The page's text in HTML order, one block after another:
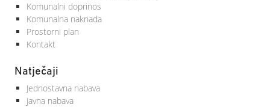
Komunalni doprinos
Komunalna naknada
Prostorni plan
Kontakt
Natječaji
Jednostavna nabava
Javna nabava